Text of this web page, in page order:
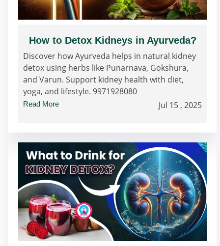
How to Detox Kidneys in Ayurveda?
Discover how Ayurveda helps in natural kidney
detox using herbs like Punarnava, Gokshura,
and Varun. Support kidney health with diet,
yoga, and lifestyle. 9971928080
Read More Jul 15 , 2025